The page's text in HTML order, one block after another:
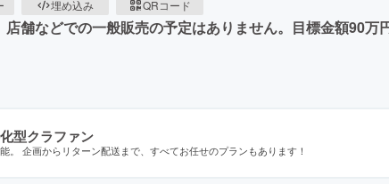
埋め込み QRコード
舗などでの一般販売の予定はありません。目標金額90
型クラファン
。 企画からリターン配送まで、すべてお任せのプランもあります！